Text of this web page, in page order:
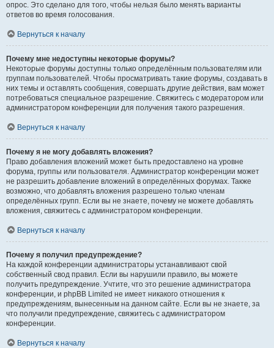
опрос. Это сделано для того, чтобы нельзя было менять варианты
ответов во время голосования.
Вернуться к началу
Почему мне недоступны некоторые форумы?
Некоторые форумы доступны только определённым пользователям или
группам пользователей. Чтобы просматривать такие форумы, создавать в
них темы и оставлять сообщения, совершать другие действия, вам может
потребоваться специальное разрешение. Свяжитесь с модератором или
администратором конференции для получения такого разрешения.
Вернуться к началу
Почему я не могу добавлять вложения?
Право добавления вложений может быть предоставлено на уровне
форума, группы или пользователя. Администратор конференции может
не разрешить добавление вложений в определённых форумах. Также
возможно, что добавлять вложения разрешено только членам
определённых групп. Если вы не знаете, почему не можете добавлять
вложения, свяжитесь с администратором конференции.
Вернуться к началу
Почему я получил предупреждение?
На каждой конференции администраторы устанавливают свой
собственный свод правил. Если вы нарушили правило, вы можете
получить предупреждение. Учтите, что это решение администратора
конференции, и phpBB Limited не имеет никакого отношения к
предупреждениям, вынесенным на данном сайте. Если вы не знаете, за
что получили предупреждение, свяжитесь с администратором
конференции.
Вернуться к началу